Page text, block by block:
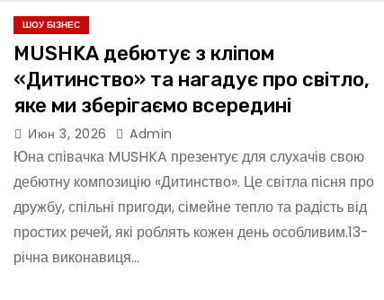
ШОУ БІЗНЕС
MUSHKA дебютує з кліпом
«Дитинство» та нагадує про світло,
яке ми зберігаємо всередині
Июн 3, 2026 Admin
Юна співачка MUSHKA презентує для слухачів свою
дебютну композицію «Дитинство». Це світла пісня про
дружбу, спільні пригоди, сімейне тепло та радість від
простих речей, які роблять кожен день особливим.13-
річна виконавиця…